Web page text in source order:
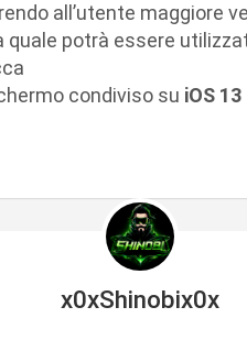
all’utente maggiore
quale potrà essere
condiviso su iOS 13
x0xShinobix0x